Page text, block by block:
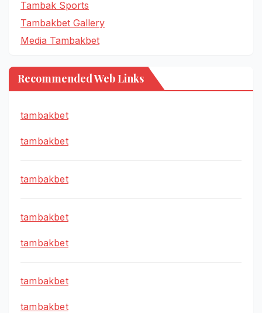
Tambak Sports
Tambakbet Gallery
Media Tambakbet
Recommended Web Links
tambakbet
tambakbet
tambakbet
tambakbet
tambakbet
tambakbet
tambakbet